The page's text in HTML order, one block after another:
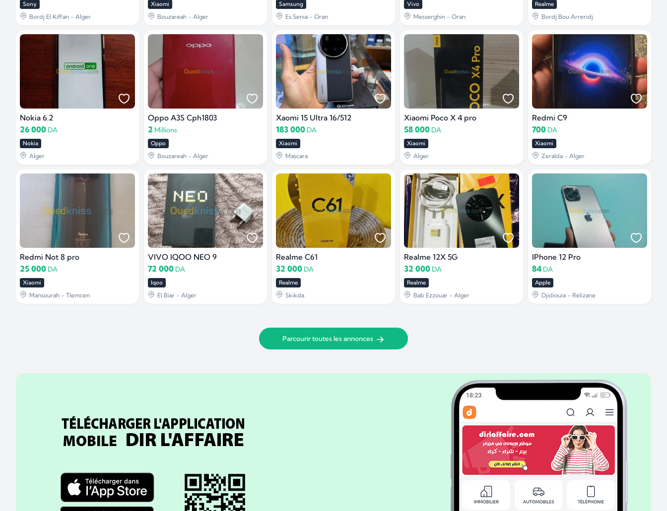
Sony
Bordj El Kiffan - Alger
Xiaomi
Bouzareah - Alger
Samsung
Es Senia - Oran
Vivo
Messerghin - Oran
Realme
Bordj Bou Arreridj
Nokia 6.2
26 000 DA
Nokia
Alger
Oppo A3S Cph1803
2 Millions
Oppo
Bouzareah - Alger
Xaomi 15 Ultra 16/512
183 000 DA
Xiaomi
Mascara
Xiaomi Poco X 4 pro
58 000 DA
Xiaomi
Alger
Redmi C9
700 DA
Xiaomi
Zeralda - Alger
Redmi Not 8 pro
25 000 DA
Xiaomi
Mansourah - Tlemcen
VIVO IQOO NEO 9
72 000 DA
Iqoo
El Biar - Alger
Realme C61
32 000 DA
Realme
Skikda
Realme 12X 5G
32 000 DA
Realme
Bab Ezzouar - Alger
IPhone 12 Pro
84 DA
Apple
Djidiouia - Relizane
Parcourir toutes les annonces